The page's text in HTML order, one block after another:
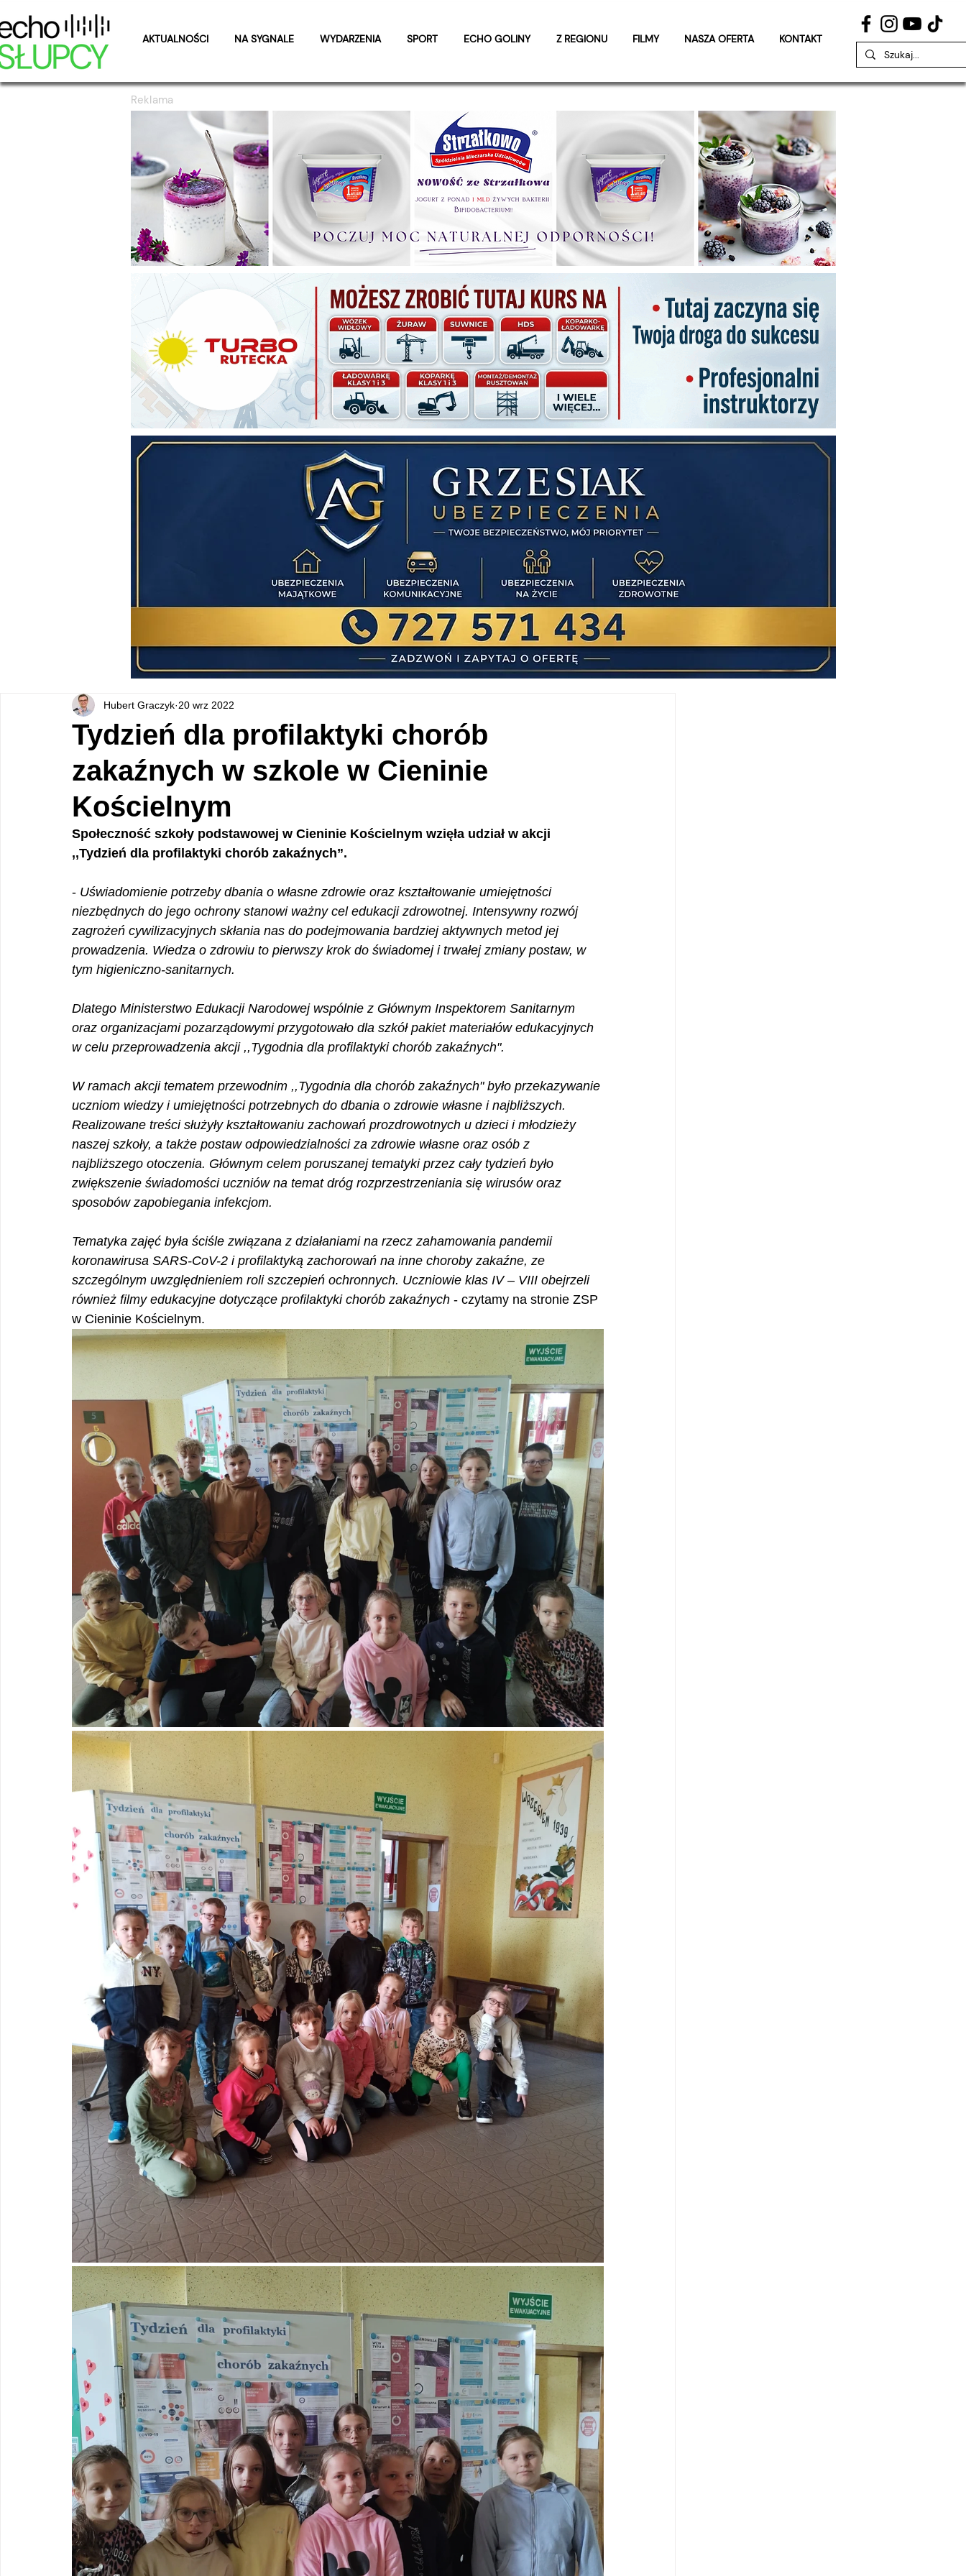
AKTUALNOŚCI NA SYGNALE WYDARZENIA SPORT ECHO GOLINY Z REGIONU FILMY NASZA OFERTA KONTAKT
Reklama
Tydzień dla profilaktyki chorób
zakaźnych w szkole w Cieninie
Kościelnym
Hubert Graczyk 20 wrz 2022
Społeczność szkoły podstawowej w Cieninie Kościelnym wzięła udział w akcji
,,Tydzień dla profilaktyki chorób zakaźnych”.
- Uświadomienie potrzeby dbania o własne zdrowie oraz kształtowanie umiejętności
niezbędnych do jego ochrony stanowi ważny cel edukacji zdrowotnej. Intensywny rozwój
zagrożeń cywilizacyjnych skłania nas do podejmowania bardziej aktywnych metod jej
prowadzenia. Wiedza o zdrowiu to pierwszy krok do świadomej i trwałej zmiany postaw, w
tym higieniczno-sanitarnych.
Dlatego Ministerstwo Edukacji Narodowej wspólnie z Głównym Inspektorem Sanitarnym
oraz organizacjami pozarządowymi przygotowało dla szkół pakiet materiałów edukacyjnych
w celu przeprowadzenia akcji ,,Tygodnia dla profilaktyki chorób zakaźnych".
W ramach akcji tematem przewodnim ,,Tygodnia dla chorób zakaźnych" było przekazywanie
uczniom wiedzy i umiejętności potrzebnych do dbania o zdrowie własne i najbliższych.
Realizowane treści służyły kształtowaniu zachowań prozdrowotnych u dzieci i młodzieży
naszej szkoły, a także postaw odpowiedzialności za zdrowie własne oraz osób z
najbliższego otoczenia. Głównym celem poruszanej tematyki przez cały tydzień było
zwiększenie świadomości uczniów na temat dróg rozprzestrzeniania się wirusów oraz
sposobów zapobiegania infekcjom.
Tematyka zajęć była ściśle związana z działaniami na rzecz zahamowania pandemii
koronawirusa SARS-CoV-2 i profilaktyką zachorowań na inne choroby zakaźne, ze
szczególnym uwzględnieniem roli szczepień ochronnych. Uczniowie klas IV – VIII obejrzeli
również filmy edukacyjne dotyczące profilaktyki chorób zakaźnych - czytamy na stronie ZSP
w Cieninie Kościelnym.